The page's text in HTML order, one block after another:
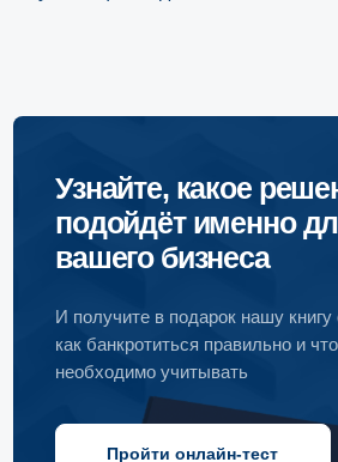
И получите в подарок нашу книгу о том,
Пройти онлайн-тест